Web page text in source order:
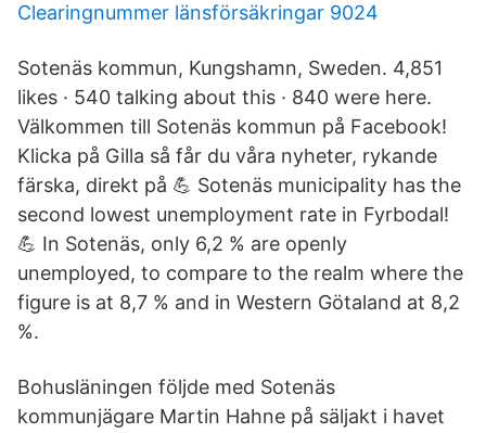
Clearingnummer länsförsäkringar 9024
Sotenäs kommun, Kungshamn, Sweden. 4,851
likes · 540 talking about this · 840 were here.
Välkommen till Sotenäs kommun på Facebook!
Klicka på Gilla så får du våra nyheter, rykande
färska, direkt på 💪 Sotenäs municipality has the
second lowest unemployment rate in Fyrbodal!
💪 In Sotenäs, only 6,2 % are openly
unemployed, to compare to the realm where the
figure is at 8,7 % and in Western Götaland at 8,2
%.
Bohusläningen följde med Sotenäs
kommunjägare Martin Hahne på säljakt i havet